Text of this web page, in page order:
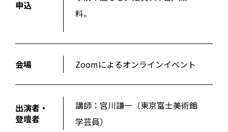
申込
料。
会場 Zoomによるオンラインイベント
出演者・
登壇者
講師：宮川謙一（東京富士美術館
学芸員）